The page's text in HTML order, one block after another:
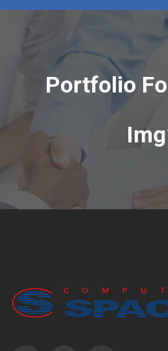
Portfolio